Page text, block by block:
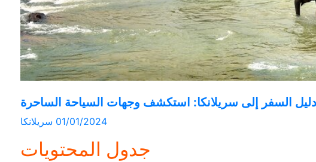
دليل السفر إلى سريلانكا: استكشف وجهات السياحة الساحرة
01/01/2024 سريلانكا
جدول المحتويات